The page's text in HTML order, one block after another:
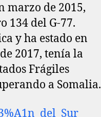
marzo de 2015,
134 del G-77.
y ha estado en
2017, tenía la
Frágiles
a Somalia.